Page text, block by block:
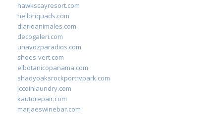
hawkscayresort.com
hellonquads.com
diarioanimales.com
decogaleri.com
unavozparadios.com
shoes-vert.com
elbotanicopanama.com
shadyoaksrockportrvpark.com
jccoinlaundry.com
kautorepair.com
marjaeswinebar.com